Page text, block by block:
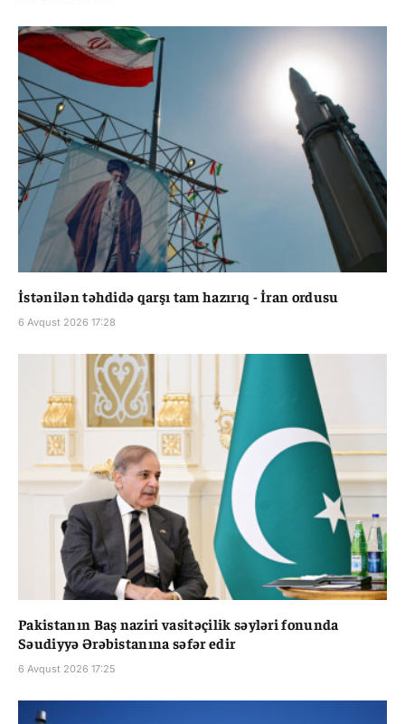
İstənilən təhdidə qarşı tam hazırıq - İran ordusu
6 Avqust 2026 17:28
Pakistanın Baş naziri vasitəçilik səyləri fonunda
Səudiyyə Ərəbistanına səfər edir
6 Avqust 2026 17:25